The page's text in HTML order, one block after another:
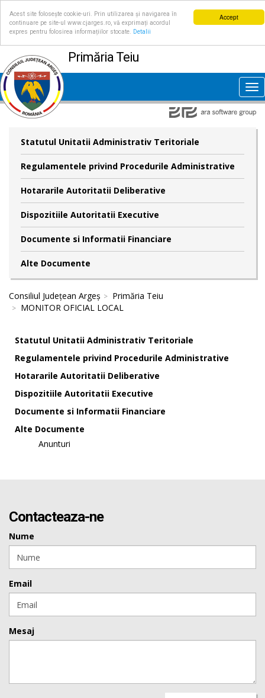
Accept
Acest site folosește cookie-uri. Prin utilizarea și navigarea în
continuare pe site-ul www.cjarges.ro, vă exprimați acordul
expres pentru folosirea informațiilor stocate.
Detalii
Primăria Teiu
Statutul Unitatii Administrativ Teritoriale
Regulamentele privind Procedurile Administrative
Hotararile Autoritatii Deliberative
Dispozitiile Autoritatii Executive
Documente si Informatii Financiare
Alte Documente
Consiliul Județean Argeș
Primăria Teiu
MONITOR OFICIAL LOCAL
Statutul Unitatii Administrativ Teritoriale
Regulamentele privind Procedurile Administrative
Hotararile Autoritatii Deliberative
Dispozitiile Autoritatii Executive
Documente si Informatii Financiare
Alte Documente
Anunturi
Contacteaza-ne
Nume
Email
Mesaj